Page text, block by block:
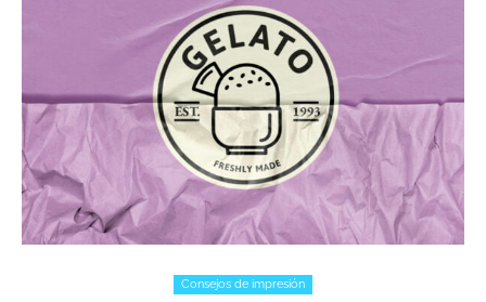
Consejos de impresión